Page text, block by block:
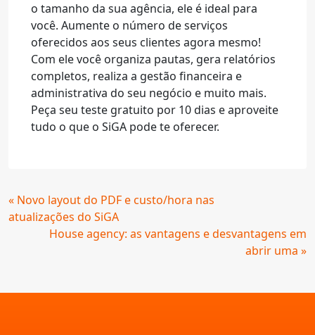
o tamanho da sua agência, ele é ideal para
você. Aumente o número de serviços
oferecidos aos seus clientes agora mesmo!
Com ele você organiza pautas, gera relatórios
completos, realiza a gestão financeira e
administrativa do seu negócio e muito mais.
Peça seu teste gratuito por 10 dias e aproveite
tudo o que o SiGA pode te oferecer.
Continue
Lendo
« Novo layout do PDF e custo/hora nas
atualizações do SiGA
House agency: as vantagens e desvantagens em
abrir uma »